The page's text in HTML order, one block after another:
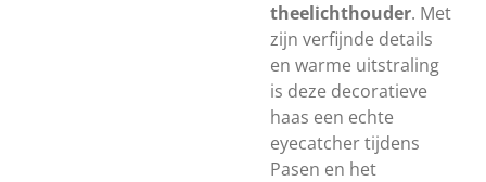
theelichthouder. Met
zijn verfijnde details
en warme uitstraling
is deze decoratieve
haas een echte
eyecatcher tijdens
Pasen en het